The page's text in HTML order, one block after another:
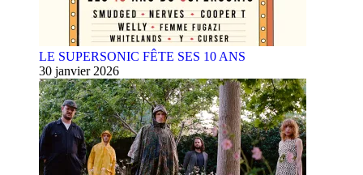
LE SUPERSONIC FÊTE SES 10 ANS
30 janvier 2026